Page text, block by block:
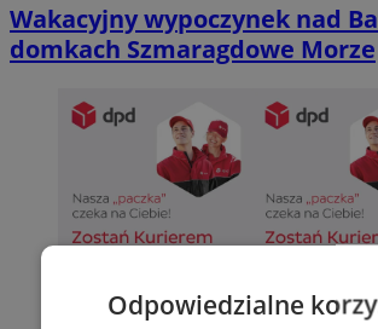
Wakacyjny wypoczynek nad
domkach Szmaragdowe Morze
Odpowiedzialne